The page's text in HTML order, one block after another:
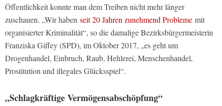
Öffentlichkeit konnte man dem Treiben nicht mehr länger
zuschauen. „Wir haben seit 20 Jahren zunehmend Probleme mit
organisierter Kriminalität“, so die damalige Bezirksbürgermeisterin
Franziska Giffey (SPD), im Oktober 2017, „es geht um
Drogenhandel, Einbruch, Raub, Hehlerei, Menschenhandel,
Prostitution und illegales Glücksspiel“.
„Schlagkräftige Vermögensabschöpfung“